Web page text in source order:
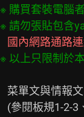
※ 購買套裝電腦
※ 以上只限制於